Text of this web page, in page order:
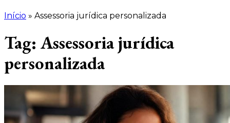
Início » Assessoria jurídica personalizada
Tag: Assessoria jurídica
personalizada